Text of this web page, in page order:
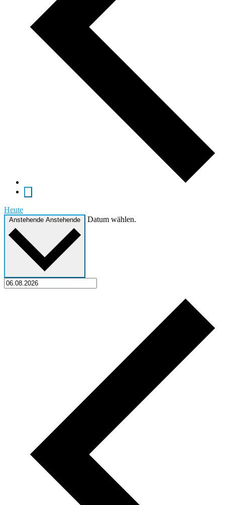
Heute
Anstehende Anstehende Datum wählen.